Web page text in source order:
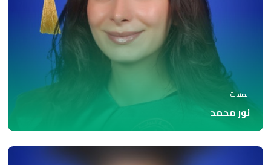
الصيدلة
نور محمد